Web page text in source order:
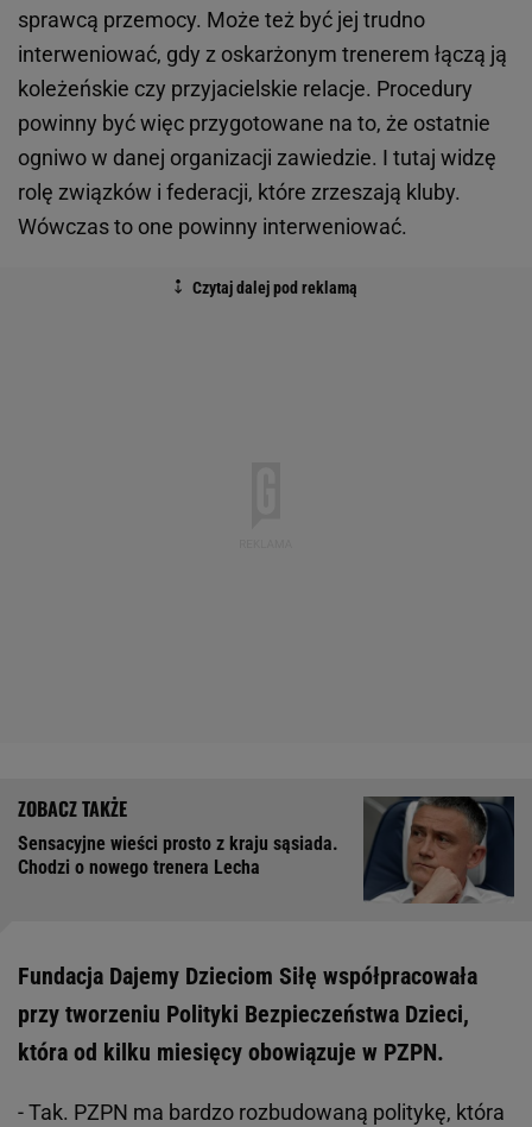
sprawcą przemocy. Może też być jej trudno
interweniować, gdy z oskarżonym trenerem łączą ją
koleżeńskie czy przyjacielskie relacje. Procedury
powinny być więc przygotowane na to, że ostatnie
ogniwo w danej organizacji zawiedzie. I tutaj widzę
rolę związków i federacji, które zrzeszają kluby.
Wówczas to one powinny interweniować.
Sensacyjne wieści prosto z kraju sąsiada.
Chodzi o nowego trenera Lecha
Fundacja Dajemy Dzieciom Siłę współpracowała
przy tworzeniu Polityki Bezpieczeństwa Dzieci,
która od kilku miesięcy obowiązuje w PZPN.
- Tak. PZPN ma bardzo rozbudowaną politykę, która